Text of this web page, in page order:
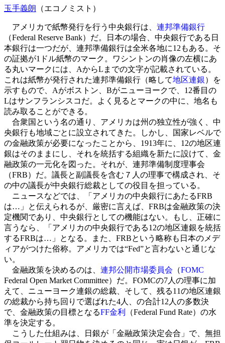
玉手義朗 （エコノミスト）
アメリカで紙幣発行を行う中央銀行は、 連邦準備銀行
（Federal Reserve Bank）だ。日本の場合、中央銀行である日
本銀行は一つだが、連邦準備銀行は全米各地に12もある。そ
の証拠が1ドル紙幣のマーク。ワシントンの肖像の左横にあ
る丸いマークには、AからLまでの文字が記載されている。
これは紙幣が発行された連邦準備銀行（略して地区連銀）を
示すもので、Aがボストン、Bがニューヨークで、12番目の
Lはサンフランシスコだ。よく見るとマークの中に、地名も
読み取ることができる。
合衆国という名の通り、アメリカは州の独立性が強く、中
央銀行も地域ごとに設立されてきた。しかし、国家レベルで
の金融政策が必要になったことから、1913年に、12の地区連
銀はそのままにし、それを統括する組織を新たに設けて、金
融政策の一元化を図った。それが、連邦準備制度理事会
（FRB）だ。議長と副議長を含む７人の理事で構成され、そ
の中の議長が中央銀行総裁としての役目を担っている。
ニュースなどでは、「アメリカの中央銀行にあたるFRB
は…」と伝えられるが、厳密に言えば、FRBは金融政策の決
定機関であり、中央銀行としての機能はない。もし、正確に
言うなら、「アメリカの中央銀行である12の地区連銀を統括
するFRBは…」となる。また、FRBという略称も日本のメデ
ィアがつけた俗称。アメリカでは“Fed”と言わないと通じな
い。
金融政策を決めるのは、 連邦公開市場委員会 （FOMC
Federal Open Market Committee）だ。FOMCの7人の理事に加
えて、ニューヨーク連銀の総裁、そして、残る11の地区連銀
の総裁から持ち回りで選ばれた4人、の合計12人の多数決
で、金融政策の目標となるFF金利
（Federal Fund Rate）の水
準を決定する。
こうした仕組みは、日銀が「金融政策決定会合」で、無担